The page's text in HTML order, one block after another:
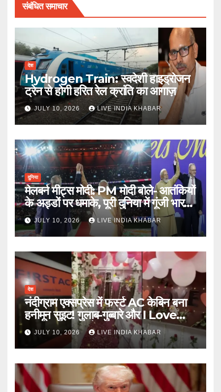
संबंधित समाचार
देश
Hydrogen Train: स्वदेशी हाइड्रोजन
ट्रेन से होगी हरित रेल क्रांति का आगाज़
JULY 10, 2026 LIVE INDIA KHABAR
दुनिया
मेलबर्न मीट्स मोदी: PM मोदी बोले- आतंकियों
के अड्डों पर धमाके, पूरी दुनिया में गूंजी भारत
की ताकत
JULY 10, 2026 LIVE INDIA KHABAR
देश
नंदीग्राम एक्सप्रेस में फर्स्ट AC केबिन बना
हनीमून सुइट! गुलाब-गुब्बारे और I Love
You, TTE सस्पेंड
JULY 10, 2026 LIVE INDIA KHABAR